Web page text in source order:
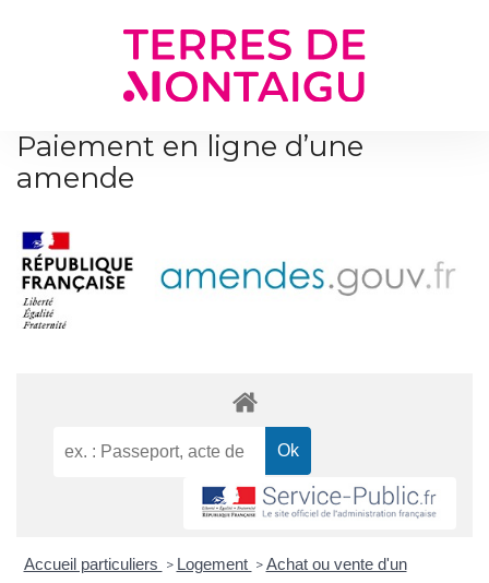
Paiement en ligne d’une
amende
Accueil particuliers > Logement > Achat ou vente d'un